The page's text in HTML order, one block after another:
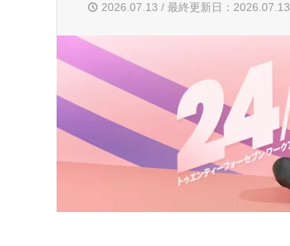
2026.07.13 / 最終更新日：2026.07.13